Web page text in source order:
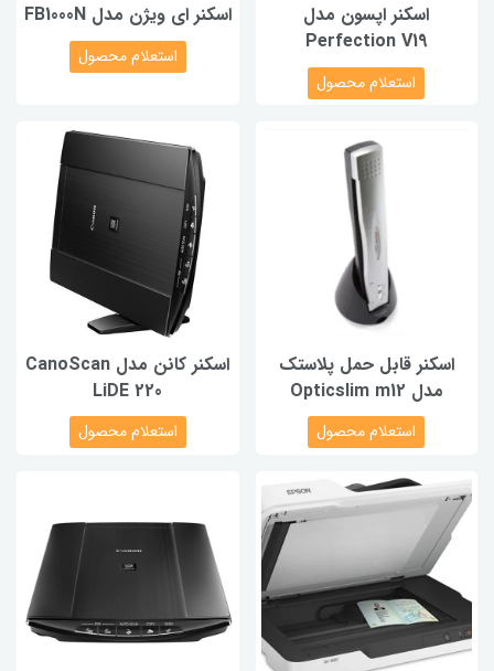
اسکنر اپسون مدل
Perfection V19
استعلام محصول
اسکنر ای ویژن مدل FB1000N
استعلام محصول
اسکنر قابل حمل پلاستک
مدل Opticslim m12
استعلام محصول
اسکنر کانن مدل CanoScan
LiDE 220
استعلام محصول